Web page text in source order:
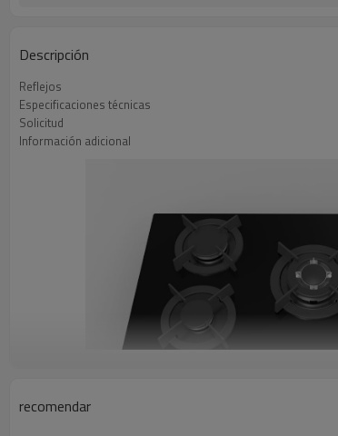
Descripción
Reflejos
Especificaciones técnicas
Solicitud
Información adicional
recomendar